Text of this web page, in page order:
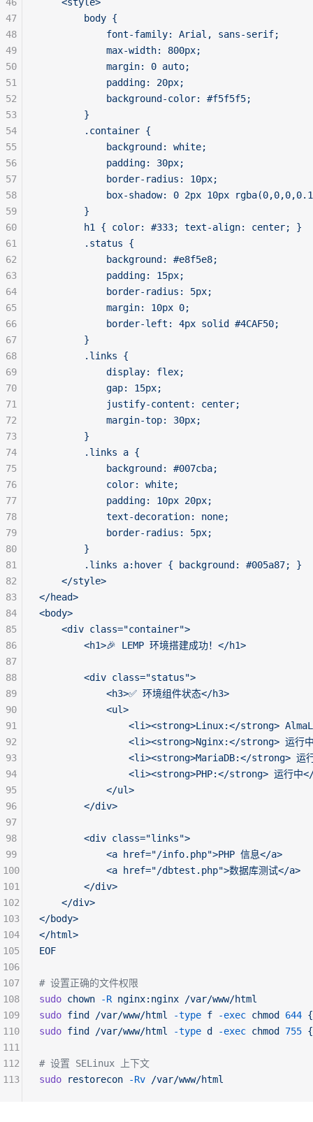
        body {
            font-family: Arial, sans-serif;
            max-width: 800px;
            margin: 0 auto;
            padding: 20px;
            background-color: #f5f5f5;
        }
        .container {
            background: white;
            padding: 30px;
            border-radius: 10px;
box-shadow: 0 2px 10px
        }
        h1 { color: #333; text-align: center; }
        .status {
            background: #e8f5e8;
            padding: 15px;
            border-radius: 5px;
            margin: 10px 0;
            border-left: 4px solid #4CAF50;
        }
        .links {
            display: flex;
            gap: 15px;
            justify-content: center;
            margin-top: 30px;
        }
        .links a {
            background: #007cba;
            color: white;
            padding: 10px 20px;
            text-decoration: none;
            border-radius: 5px;
        }
        .links a:hover { background: #005a87; }
    </style>
</head>
<body>
    <div class="container">
        <h1>🎉 LEMP 环境搭建成功！</h1>
        <div class="status">
            <h3>✅ 环境组件状态</h3>
            <ul>
<li><strong>Linux:</strong>
<li><strong>Nginx:</strong> 运行
<li><strong>MariaDB:</strong> 运
<li><strong>PHP:</strong> 运行中
            </ul>
        </div>
        <div class="links">
            <a href="/info.php">PHP 信息</a>
            <a href="/dbtest.php">数据库测试</a>
        </div>
    </div>
</body>
</html>
EOF
# 设置正确的文件权限
sudo chown -R nginx:nginx /var/www/html
sudo find /var/www/html -type f -exec chmod 644
sudo find /var/www/html -type d -exec chmod 755
# 设置 SELinux 上下文
sudo restorecon -Rv /var/www/html
47
48
49
50
51
52
53
54
55
56
57
58
59
60
61
62
63
64
65
66
67
68
69
70
71
72
73
74
75
76
77
78
79
80
81
82
83
84
85
86
87
88
89
90
91
92
93
94
95
96
97
98
99
100
101
102
103
104
105
106
107
108
109
110
111
112
113